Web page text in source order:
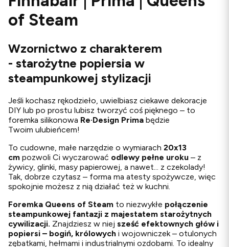
of Steam
Wzornictwo z charakterem
- starożytne popiersia w
steampunkowej stylizacji
Jeśli kochasz rękodzieło, uwielbiasz ciekawe dekoracje
DIY lub po prostu lubisz tworzyć coś pięknego – to
foremka silikonowa Re·Design Prima będzie
Twoim ulubieńcem!
To cudowne, małe narzędzie o wymiarach 20x13
cm pozwoli Ci wyczarować odlewy pełne uroku – z
żywicy, glinki, masy papierowej, a nawet... z czekolady!
Tak, dobrze czytasz – forma ma atesty spożywcze, więc
spokojnie możesz z nią działać też w kuchni.
Foremka Queens of Steam to niezwykłe połączenie
steampunkowej fantazji z majestatem starożytnych
cywilizacji. Znajdziesz w niej sześć efektownych głów i
popiersi – bogiń, królowych i wojowniczek – otulonych
zębatkami, hełmami i industrialnymi ozdobami. To idealny